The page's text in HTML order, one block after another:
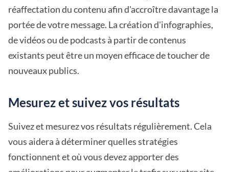
réaffectation du contenu afin d'accroître davantage la
portée de votre message. La création d'infographies,
de vidéos ou de podcasts à partir de contenus
existants peut être un moyen efficace de toucher de
nouveaux publics.
Mesurez et suivez vos résultats
Suivez et mesurez vos résultats régulièrement. Cela
vous aidera à déterminer quelles stratégies
fonctionnent et où vous devez apporter des